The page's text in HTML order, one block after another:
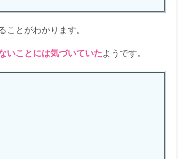
ことがわかります。
いことには気づいていたようです。